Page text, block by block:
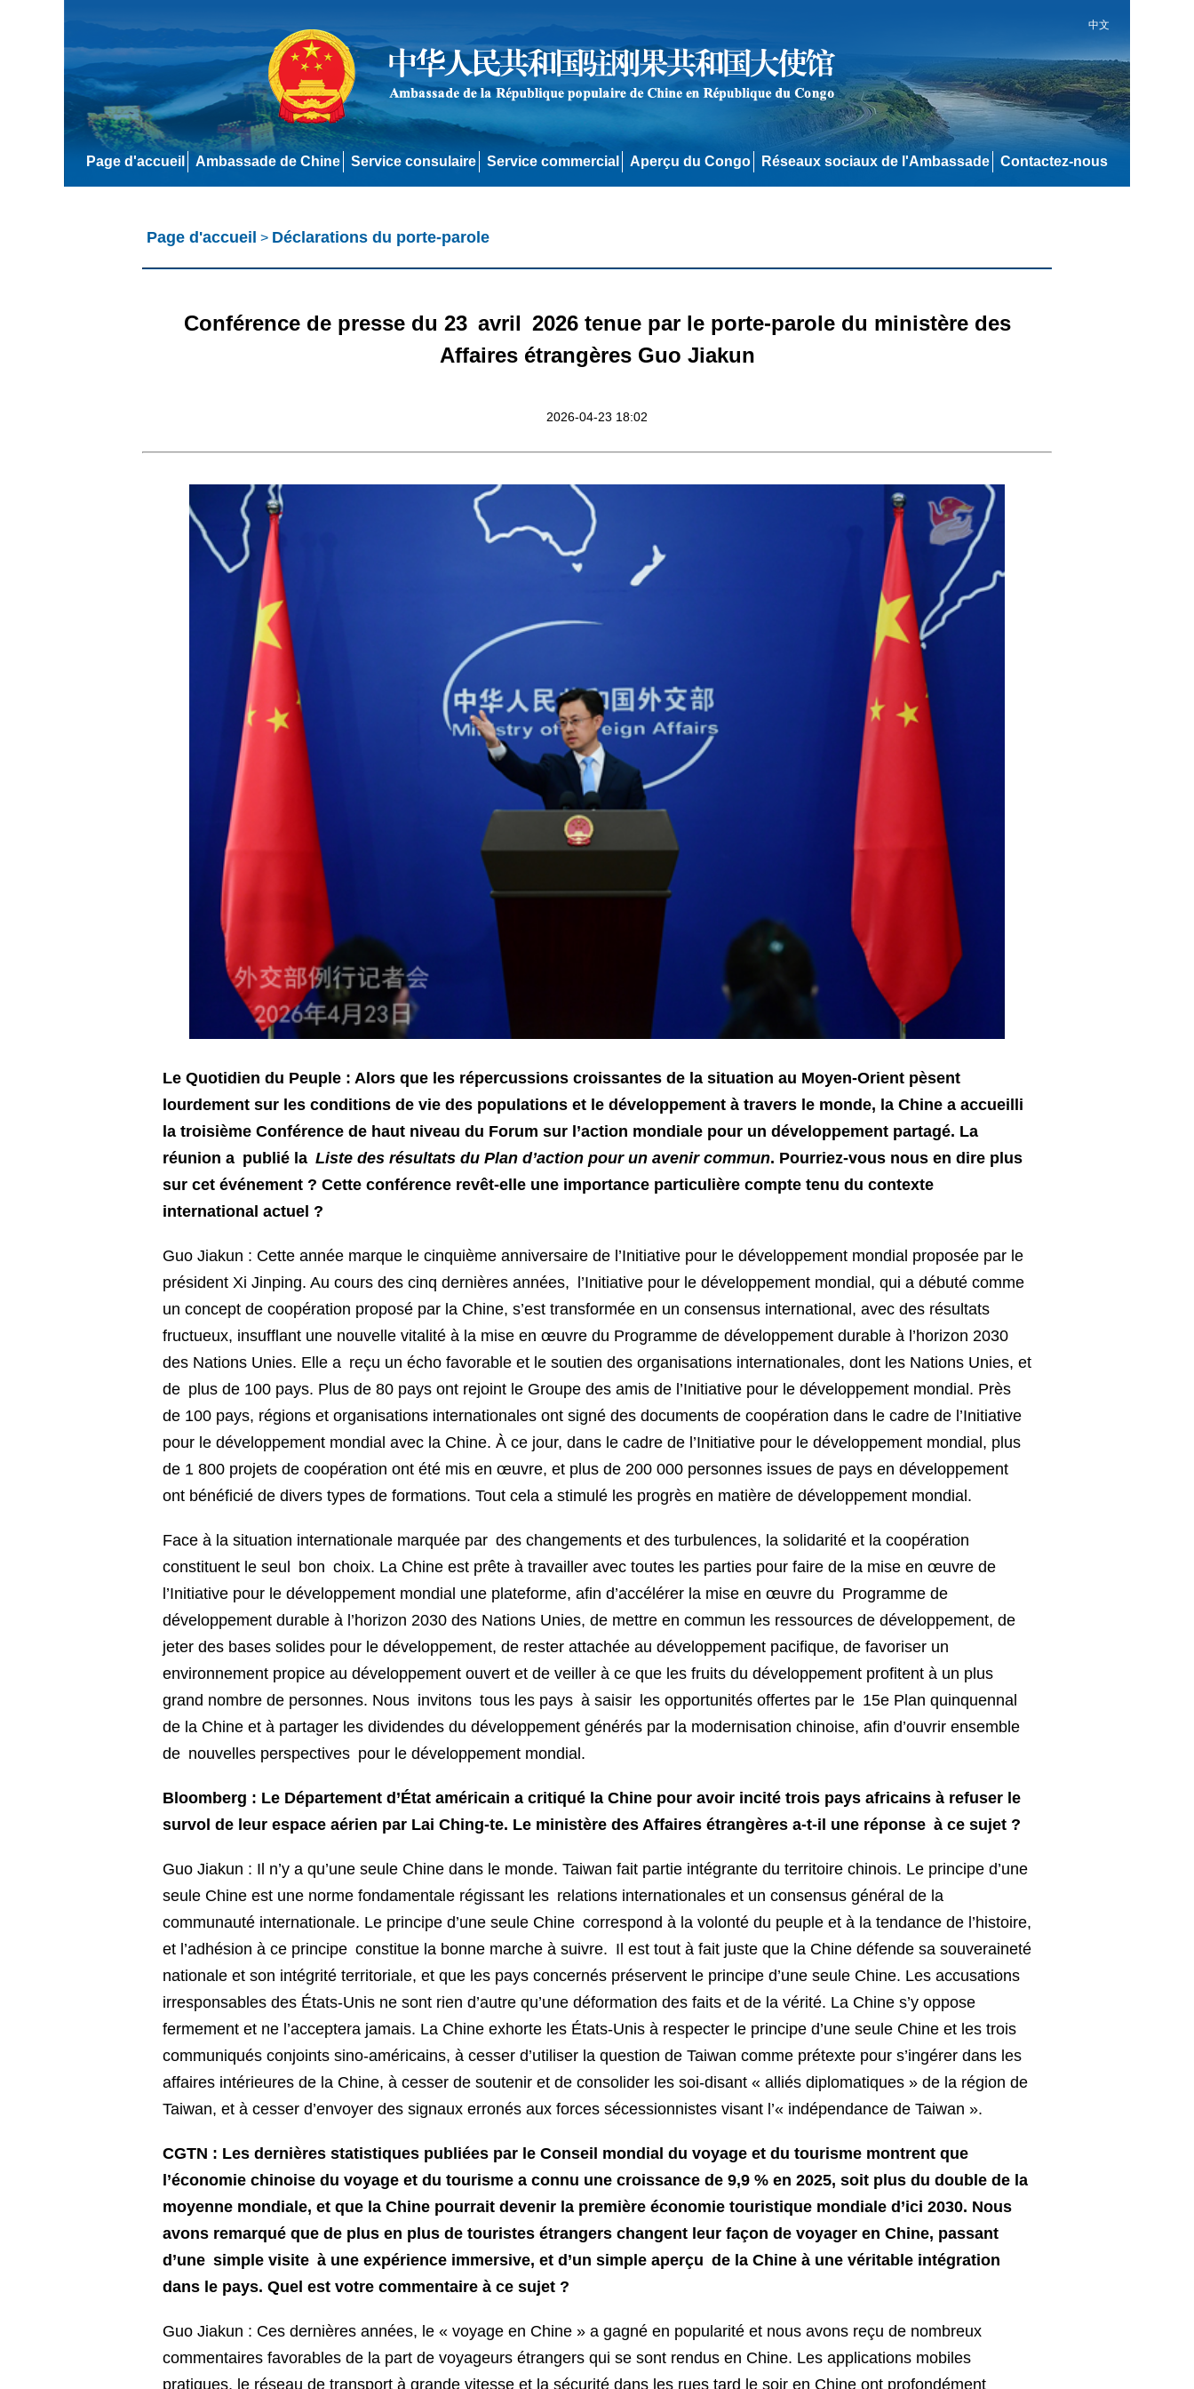
中文
Page d'accueil Ambassade de Chine Service consulaire Service commercial Aperçu du Congo Réseaux sociaux de l'Ambassade Contactez-nous
Page d'accueil > Déclarations du porte-parole
Conférence de presse du 23 avril 2026 tenue par le porte-parole du ministère des
Affaires étrangères Guo Jiakun
2026-04-23 18:02
Le Quotidien du Peuple : Alors que les répercussions croissantes de la situation au Moyen-Orient pèsent
lourdement sur les conditions de vie des populations et le développement à travers le monde, la Chine a accueilli
la troisième Conférence de haut niveau du Forum sur l’action mondiale pour un développement partagé. La
réunion a publié la Liste des résultats du Plan d’action pour un avenir commun. Pourriez-vous nous en dire plus
sur cet événement ? Cette conférence revêt-elle une importance particulière compte tenu du contexte
international actuel ?
Guo Jiakun : Cette année marque le cinquième anniversaire de l’Initiative pour le développement mondial proposée par le
président Xi Jinping. Au cours des cinq dernières années, l’Initiative pour le développement mondial, qui a débuté comme
un concept de coopération proposé par la Chine, s’est transformée en un consensus international, avec des résultats
fructueux, insufflant une nouvelle vitalité à la mise en œuvre du Programme de développement durable à l’horizon 2030
des Nations Unies. Elle a reçu un écho favorable et le soutien des organisations internationales, dont les Nations Unies, et
de plus de 100 pays. Plus de 80 pays ont rejoint le Groupe des amis de l’Initiative pour le développement mondial. Près
de 100 pays, régions et organisations internationales ont signé des documents de coopération dans le cadre de l’Initiative
pour le développement mondial avec la Chine. À ce jour, dans le cadre de l’Initiative pour le développement mondial, plus
de 1 800 projets de coopération ont été mis en œuvre, et plus de 200 000 personnes issues de pays en développement
ont bénéficié de divers types de formations. Tout cela a stimulé les progrès en matière de développement mondial.
Face à la situation internationale marquée par des changements et des turbulences, la solidarité et la coopération
constituent le seul bon choix. La Chine est prête à travailler avec toutes les parties pour faire de la mise en œuvre de
l’Initiative pour le développement mondial une plateforme, afin d’accélérer la mise en œuvre du Programme de
développement durable à l’horizon 2030 des Nations Unies, de mettre en commun les ressources de développement, de
jeter des bases solides pour le développement, de rester attachée au développement pacifique, de favoriser un
environnement propice au développement ouvert et de veiller à ce que les fruits du développement profitent à un plus
grand nombre de personnes. Nous invitons tous les pays à saisir les opportunités offertes par le 15e Plan quinquennal
de la Chine et à partager les dividendes du développement générés par la modernisation chinoise, afin d’ouvrir ensemble
de nouvelles perspectives pour le développement mondial.
Bloomberg : Le Département d’État américain a critiqué la Chine pour avoir incité trois pays africains à refuser le
survol de leur espace aérien par Lai Ching-te. Le ministère des Affaires étrangères a-t-il une réponse à ce sujet ?
Guo Jiakun : Il n’y a qu’une seule Chine dans le monde. Taiwan fait partie intégrante du territoire chinois. Le principe d’une
seule Chine est une norme fondamentale régissant les relations internationales et un consensus général de la
communauté internationale. Le principe d’une seule Chine correspond à la volonté du peuple et à la tendance de l’histoire,
et l’adhésion à ce principe constitue la bonne marche à suivre. Il est tout à fait juste que la Chine défende sa souveraineté
nationale et son intégrité territoriale, et que les pays concernés préservent le principe d’une seule Chine. Les accusations
irresponsables des États-Unis ne sont rien d’autre qu’une déformation des faits et de la vérité. La Chine s’y oppose
fermement et ne l’acceptera jamais. La Chine exhorte les États-Unis à respecter le principe d’une seule Chine et les trois
communiqués conjoints sino-américains, à cesser d’utiliser la question de Taiwan comme prétexte pour s’ingérer dans les
affaires intérieures de la Chine, à cesser de soutenir et de consolider les soi-disant « alliés diplomatiques » de la région de
Taiwan, et à cesser d’envoyer des signaux erronés aux forces sécessionnistes visant l’« indépendance de Taiwan ».
CGTN : Les dernières statistiques publiées par le Conseil mondial du voyage et du tourisme montrent que
l’économie chinoise du voyage et du tourisme a connu une croissance de 9,9 % en 2025, soit plus du double de la
moyenne mondiale, et que la Chine pourrait devenir la première économie touristique mondiale d’ici 2030. Nous
avons remarqué que de plus en plus de touristes étrangers changent leur façon de voyager en Chine, passant
d’une simple visite à une expérience immersive, et d’un simple aperçu de la Chine à une véritable intégration
dans le pays. Quel est votre commentaire à ce sujet ?
Guo Jiakun : Ces dernières années, le « voyage en Chine » a gagné en popularité et nous avons reçu de nombreux
commentaires favorables de la part de voyageurs étrangers qui se sont rendus en Chine. Les applications mobiles
pratiques, le réseau de transport à grande vitesse et la sécurité dans les rues tard le soir en Chine ont profondément